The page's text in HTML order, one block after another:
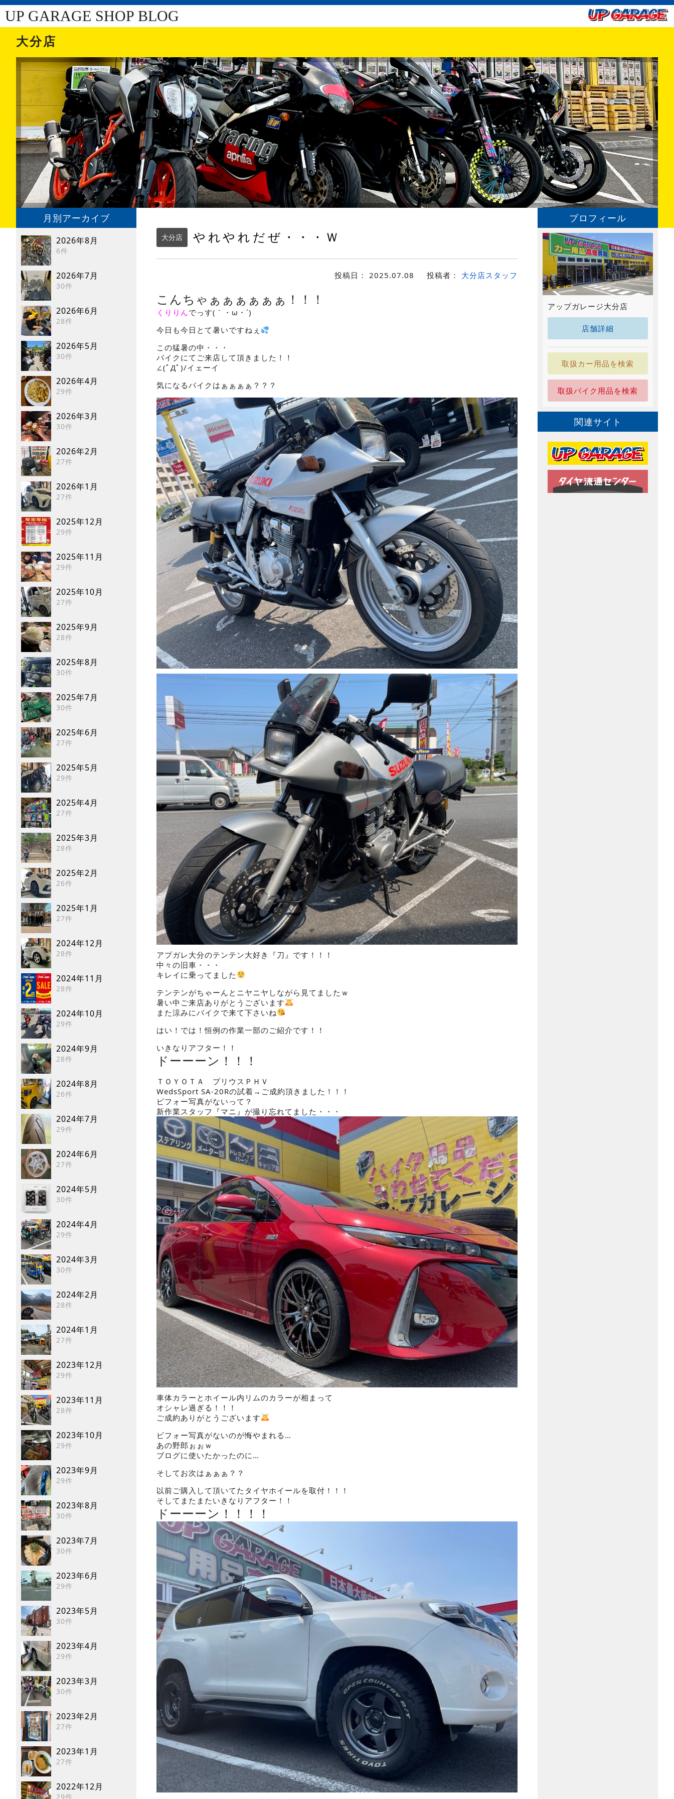
UP GARAGE SHOP BLOG
大分店
月別アーカイブ
2026年8月
6件
2026年7月
30件
2026年6月
28件
2026年5月
30件
2026年4月
29件
2026年3月
30件
2026年2月
27件
2026年1月
27件
2025年12月
29件
2025年11月
29件
2025年10月
27件
2025年9月
28件
2025年8月
30件
2025年7月
30件
2025年6月
27件
2025年5月
29件
2025年4月
27件
2025年3月
28件
2025年2月
26件
2025年1月
27件
2024年12月
28件
2024年11月
28件
2024年10月
29件
2024年9月
28件
2024年8月
26件
2024年7月
29件
2024年6月
27件
2024年5月
30件
2024年4月
29件
2024年3月
30件
2024年2月
28件
2024年1月
27件
2023年12月
29件
2023年11月
28件
2023年10月
29件
2023年9月
29件
2023年8月
30件
2023年7月
30件
2023年6月
29件
2023年5月
30件
2023年4月
29件
2023年3月
30件
2023年2月
27件
2023年1月
27件
2022年12月
29件
大分店 やれやれだぜ・・・Ｗ
投稿日： 2025.07.08 投稿者： 大分店スタッフ
こんちゃぁぁぁぁぁぁ！！！
くりりんでっす(｀・ω・´)ゞ
今日も今日とて暑いですねぇ
この猛暑の中・・・
バイクにてご来店して頂きました！！
∠(ﾟДﾟ )/イェーイ
気になるバイクはぁぁぁぁ？？？
アプガレ大分のテンテン大好き『刀』です！！！
中々の旧車・・・
キレイに乗ってました
テンテンがちゃーんとニヤニヤしながら見てましたｗ
暑い中ご来店ありがとうございます
また涼みにバイクで来て下さいね
はい！では！恒例の作業一部のご紹介です！！
いきなりアフター！！
ドーーーン！！！
ＴＯＹＯＴＡ プリウスＰＨＶ
WedsSport SA-20Rの試着→ご成約頂きました！！！
ビフォー写真がないって？
新作業スタッフ『マニ』が撮り忘れてました・・・
車体カラーとホイール内リムのカラーが相まって
オシャレ過ぎる！！！
ご成約ありがとうございます
ビフォー写真がないのが悔やまれる…
あの野郎ぉぉｗ
ブログに使いたかったのに…
そしてお次はぁぁぁ？？
以前ご購入して頂いてたタイヤホイールを取付！！！
そしてまたまたいきなりアフター！！
ドーーーン！！！！
プロフィール
アップガレージ大分店
店舗詳細
取扱カー用品を検索
取扱バイク用品を検索
関連サイト